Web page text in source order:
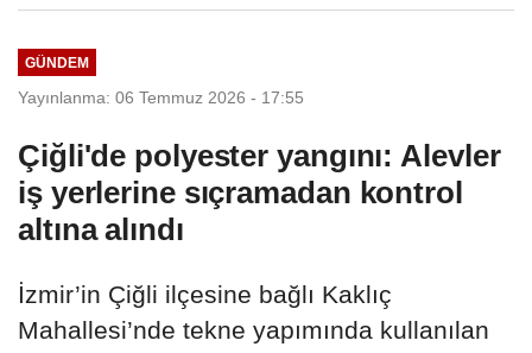
GÜNDEM
Yayınlanma: 06 Temmuz 2026 - 17:55
Çiğli'de polyester yangını: Alevler
iş yerlerine sıçramadan kontrol
altına alındı
İzmir’in Çiğli ilçesine bağlı Kaklıç
Mahallesi’nde tekne yapımında kullanılan